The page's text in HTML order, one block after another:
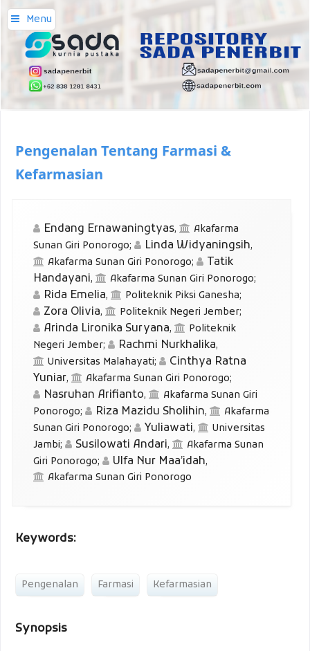
Menu
Pengenalan Tentang Farmasi &
Kefarmasian
Endang Ernawaningtyas,
Akafarma
Sunan Giri Ponorogo; Linda Widyaningsih,
Akafarma Sunan Giri Ponorogo;
Tatik
Handayani, Akafarma Sunan Giri Ponorogo;
Rida Emelia, Politeknik Piksi Ganesha;
Zora Olivia, Politeknik Negeri Jember;
Arinda Lironika Suryana,
Politeknik
Negeri Jember; Rachmi Nurkhalika,
Universitas Malahayati;
Cinthya Ratna
Yuniar, Akafarma Sunan Giri Ponorogo;
Nasruhan Arifianto,
Akafarma Sunan Giri
Ponorogo; Riza Mazidu Sholihin,
Akafarma
Sunan Giri Ponorogo; Yuliawati,
Universitas
Jambi; Susilowati Andari,
Akafarma Sunan
Giri Ponorogo; Ulfa Nur Maa’idah,
Akafarma Sunan Giri Ponorogo
Keywords:
Pengenalan Farmasi Kefarmasian
Synopsis